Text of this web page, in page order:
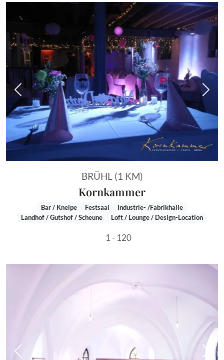
Vorheriges Bild
BRÜHL (1 KM)
Kornkammer
Bar / Kneipe Festsaal
Industrie- /Fabrikhalle
Landhof / Gutshof / Scheune
Loft / Lounge / Design-Location
1 - 120
Vorheriges Bild